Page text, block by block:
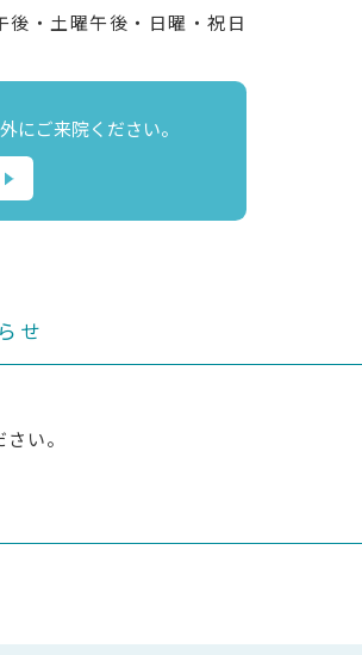
後・土曜午後・日曜・祝日
にご来院ください。
せ
い。